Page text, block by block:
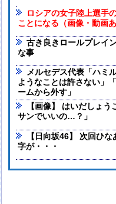
ロシアの女子陸上選手
ことになる（画像・動画あ
古き良きロールプレイ
な事
メルセデス代表「ハミ
ようなことは許さない」
ームから外す」
【画像】 はいだしょ
サンでいいの…？」
【日向坂46】 次回ひ
字が・・・